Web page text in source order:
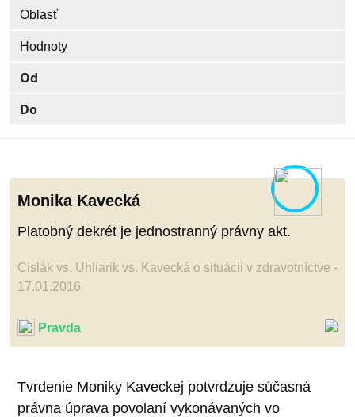
Oblasť
Hodnoty
Monika Kavecká
Platobný dekrét je jednostranný právny akt.
Cislák vs. Uhliarik vs. Kavecká o situácii v zdravotníctve -
17.01.2016
Pravda
Tvrdenie Moniky Kaveckej potvrdzuje súčasná
právna úprava povolaní vykonávaných vo